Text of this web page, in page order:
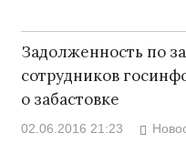
Задолженность по
сотрудников
о забастовке
02.06.2016 21:23